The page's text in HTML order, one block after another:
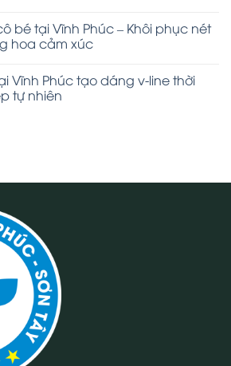
bé tại Vĩnh Phúc – Khôi phục nét
hoa cảm xúc
Vĩnh Phúc tạo dáng v-line thời
tự nhiên